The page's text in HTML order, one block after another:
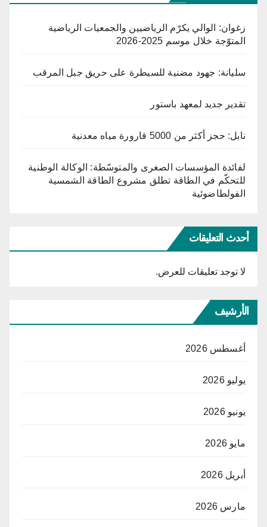
زغوان: الوالي يكرّم الرياضيين والجمعيات الرياضية
المتوّجة خلال موسم 2025-2026
سليانة: جهود مضنية للسيطرة على حريق جبل المرقب
تقدير جديد لمعهد باستور
نابل: حجز أكثر من 5000 قارورة مياه معدنية
لفائدة المؤسسات الصغرى والمتوسّطة: الوكالة الوطنية
للتحكّم في الطاقة تطلق مشروع الطاقة الشمسية
الفولطاضوئية
أحدث التعليقات
لا توجد تعليقات للعرض.
الأرشيف
أغسطس 2026
يوليو 2026
يونيو 2026
مايو 2026
أبريل 2026
مارس 2026